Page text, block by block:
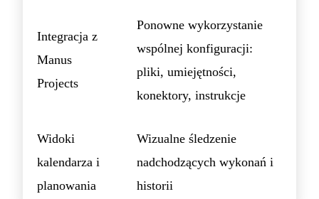
Integracja z
Manus
Projects
Ponowne wykorzystanie
wspólnej konfiguracji:
pliki, umiejętności,
konektory, instrukcje
Widoki
kalendarza i
planowania
Wizualne śledzenie
nadchodzących wykonań i
historii